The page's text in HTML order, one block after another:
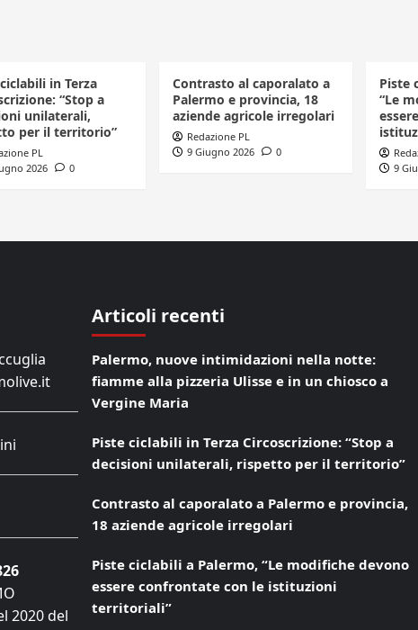
in Terza
“Stop a
unilaterali,
per il territorio”
PL
2026
0
Contrasto al caporalato a
Palermo e provincia, 18
aziende agricole irregolari
Redazione PL
9 Giugno 2026
0
Piste
“Le
9
2020 del
Articoli recenti
Palermo, nuove intimidazioni nella notte:
fiamme alla pizzeria Ulisse e in un chiosco a
Vergine Maria
Piste ciclabili in Terza Circoscrizione: “Stop a
decisioni unilaterali, rispetto per il territorio”
Contrasto al caporalato a Palermo e provincia,
18 aziende agricole irregolari
Piste ciclabili a Palermo, “Le modifiche devono
essere confrontate con le istituzioni
territoriali”